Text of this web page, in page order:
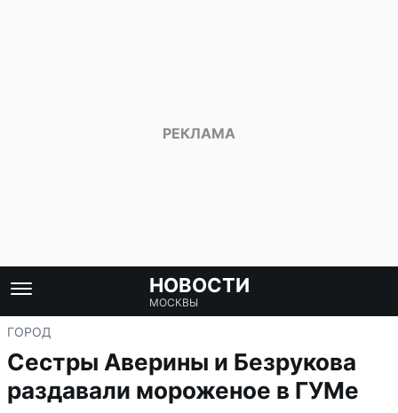
НОВОСТИ
МОСКВЫ
ГОРОД
Сестры Аверины и Безрукова
раздавали мороженое в ГУМе